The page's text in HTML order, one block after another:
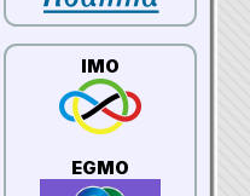
IMO
EGMO